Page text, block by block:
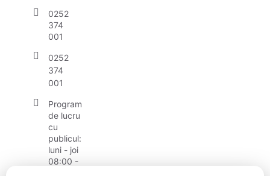
0252
374
001
0252
374
001
Program
de lucru
cu
publicul:
luni - joi
08:00 -